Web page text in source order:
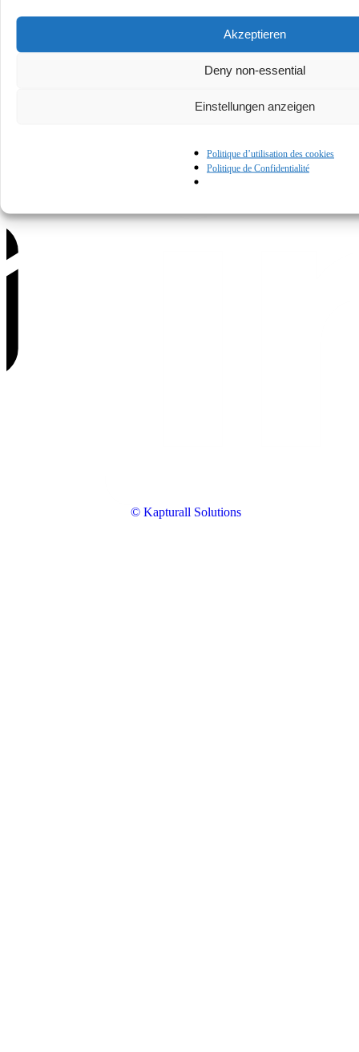
Akzeptieren
Deny non-essential
Einstellungen anzeigen
Politique d’utilisation des cookies
Politique de Confidentialité
© Kapturall Solutions